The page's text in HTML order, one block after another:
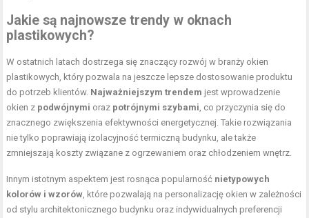
Jakie są najnowsze trendy w oknach
plastikowych?
W ostatnich latach dostrzega się znaczący rozwój w branży okien
plastikowych, który pozwala na jeszcze lepsze dostosowanie produktu
do potrzeb klientów. Najważniejszym trendem jest wprowadzenie
okien z podwójnymi oraz potrójnymi szybami , co przyczynia się do
znacznego zwiększenia efektywności energetycznej. Takie rozwiązania
nie tylko poprawiają izolacyjność termiczną budynku, ale także
zmniejszają koszty związane z ogrzewaniem oraz chłodzeniem wnętrz.
Innym istotnym aspektem jest rosnąca popularność nietypowych
kolorów i wzorów , które pozwalają na personalizację okien w zależności
od stylu architektonicznego budynku oraz indywidualnych preferencji